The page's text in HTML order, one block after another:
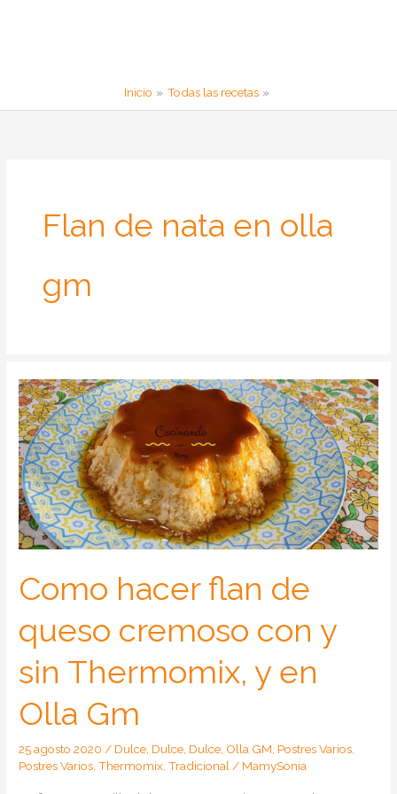
Inicio Todas las recetas
Flan de nata en olla
gm
Como hacer flan de
queso cremoso con y
sin Thermomix, y en
Olla Gm
25 agosto 2020/ Dulce, Dulce, Dulce, Olla GM, Postres Varios,
Postres Varios,Thermomix,Tradicional/ MamySonia